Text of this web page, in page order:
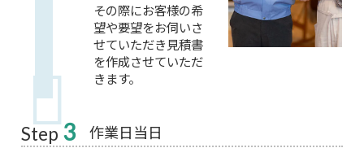
その際にお客様の希
望や要望をお伺いさ
せていただき見積書
を作成させていただ
きます。
Step 3 作業日当日